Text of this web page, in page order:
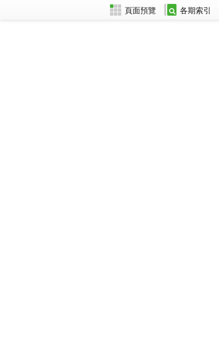
頁面預覽 各期索引